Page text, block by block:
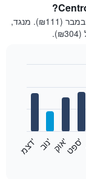
החודש הזול ביותר להזמין מלון בתוך Centro הוא נובמבר (₪111). מנגד,
ס
פ
ט
' א
ו
ק
' נ
ו
ב
' ד
צ
מ
'